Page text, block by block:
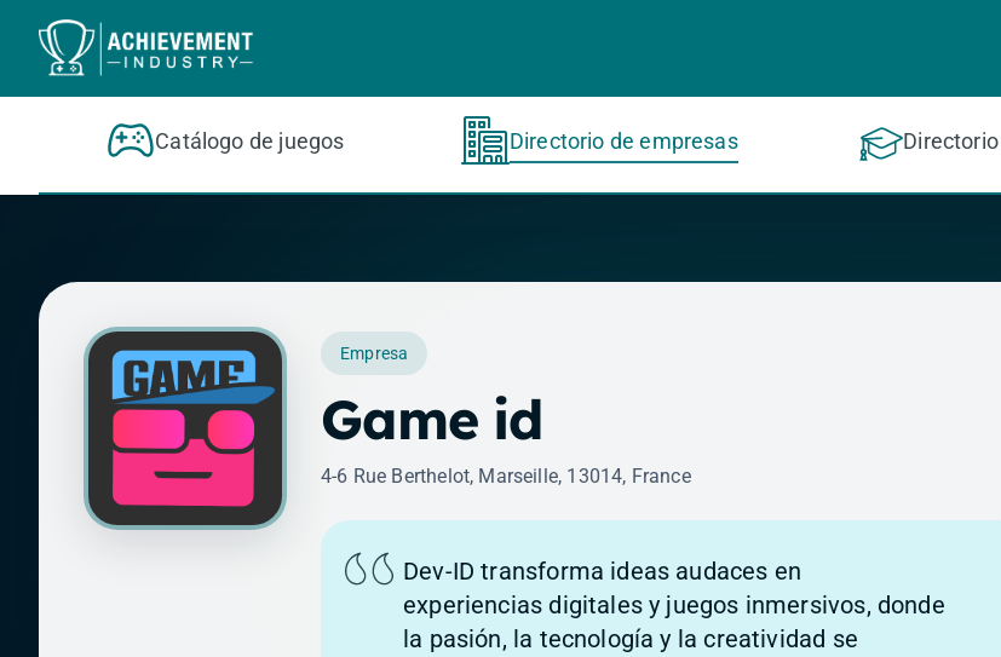
Saltar al contenido principal
Catálogo de juegos Directorio de empresas
Empresa
Game id
4-6 Rue Berthelot, Marseille, 13014, France
Dev-ID transforma ideas audaces en
experiencias digitales y juegos inmersivos, donde
la pasión, la tecnología y la creatividad se